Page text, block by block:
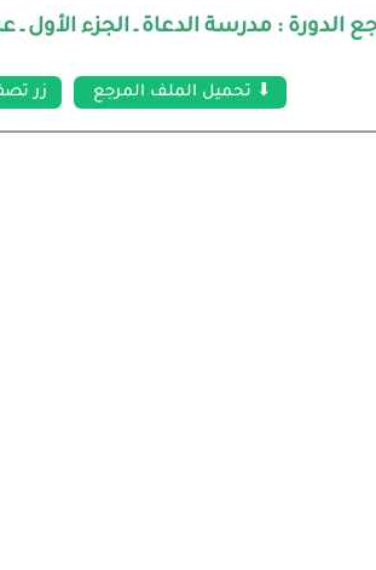
الدورة : مدرسة الدعاة ـ الجزء الأول
⬇ تحميل الملف المرجع زر